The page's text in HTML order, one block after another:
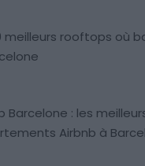
meilleurs rooftops où
Barcelone : les
Airbnb à